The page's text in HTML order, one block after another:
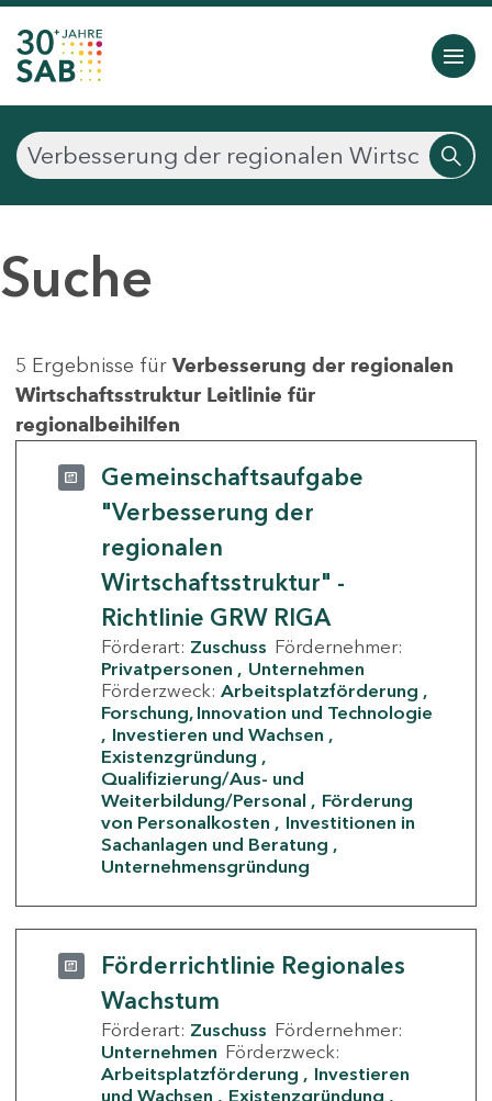
Suche
5 Ergebnisse für Verbesserung der regionalen
Wirtschaftsstruktur Leitlinie für
regionalbeihilfen
Gemeinschaftsaufgabe
"Verbesserung der
regionalen
Wirtschaftsstruktur" -
Richtlinie GRW RIGA
Förderart: Zuschuss Fördernehmer:
Privatpersonen
Unternehmen
Förderzweck: Arbeitsplatzförderung
Forschung, Innovation und Technologie
Investieren und Wachsen
Existenzgründung
Qualifizierung/Aus- und
Weiterbildung/Personal
Förderung
von Personalkosten
Investitionen in
Sachanlagen und Beratung
Unternehmensgründung
Förderrichtlinie Regionales
Wachstum
Förderart: Zuschuss Fördernehmer:
Unternehmen Förderzweck:
Arbeitsplatzförderung
Investieren
und Wachsen
Existenzgründung